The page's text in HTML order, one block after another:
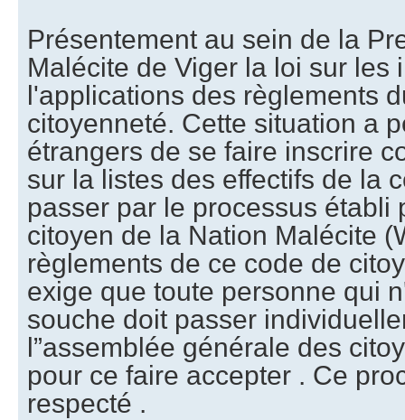
Présentement au sein de la
Malécite de Viger la loi sur les
l'applications des règlements
citoyenneté. Cette situation a
étrangers de se faire inscrire
sur la listes des effectifs de la
passer par le processus établi
citoyen de la Nation Malécite
règlements de ce code de
exige que toute personne qui
souche doit passer
l”assemblée générale des
pour ce faire accepter . Ce
respecté .